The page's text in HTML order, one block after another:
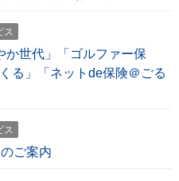
ス
か世代」「ゴルファー保
る」「ネットde保険＠ごる
ス
ご案内